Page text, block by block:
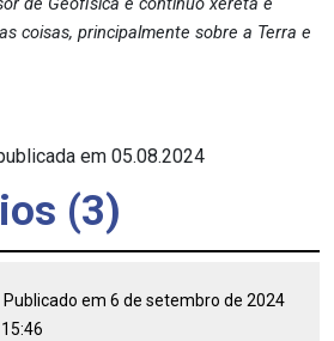
coisas, principalmente sobre a Terra e
em 05.08.2024
(3)
Publicado em 6 de setembro de 2024